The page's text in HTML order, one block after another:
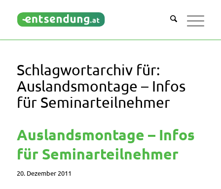
Schlagwortarchiv für:
Auslandsmontage – Infos
für Seminarteilnehmer
Auslandsmontage – Infos
für Seminarteilnehmer
20. Dezember 2011